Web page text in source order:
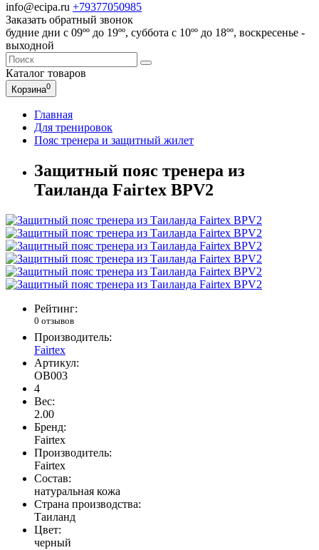
info@ecipa.ru +79377050985
Заказать обратный звонок
будние дни с 09ºº до 19ºº, суббота с 10ºº до 18ºº, воскресенье -
выходной
Каталог товаров
Корзина0
Главная
Для тренировок
Пояс тренера и защитный жилет
Защитный пояс тренера из
Таиланда Fairtex BPV2
Рейтинг:
0 отзывов
Производитель:
Fairtex
Артикул:
OB003
4
Вес:
2.00
Бренд:
Fairtex
Производитель:
Fairtex
Состав:
натуральная кожа
Страна производства:
Таиланд
Цвет:
черный